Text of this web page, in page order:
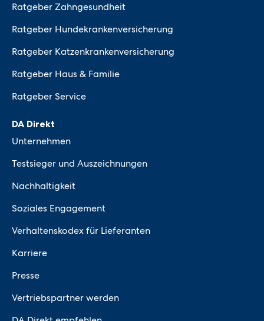
Ratgeber Zahngesundheit
Ratgeber Hundekrankenversicherung
Ratgeber Katzenkrankenversicherung
Ratgeber Haus & Familie
Ratgeber Service
DA Direkt
Unternehmen
Testsieger und Auszeichnungen
Nachhaltigkeit
Soziales Engagement
Verhaltenskodex für Lieferanten
Karriere
Presse
Vertriebspartner werden